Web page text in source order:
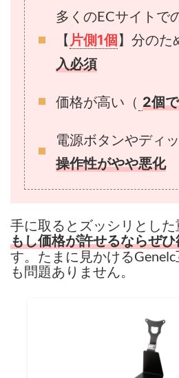
多くのECサイトで
【 片側1個】分のた
入必須
価格が高い（ 2個
電源ボタンやディ
操作性がやや悪化
手に取るとズッシリとした
もし価格が許せるならぜ
す。たまに見かける
も問題ありません。